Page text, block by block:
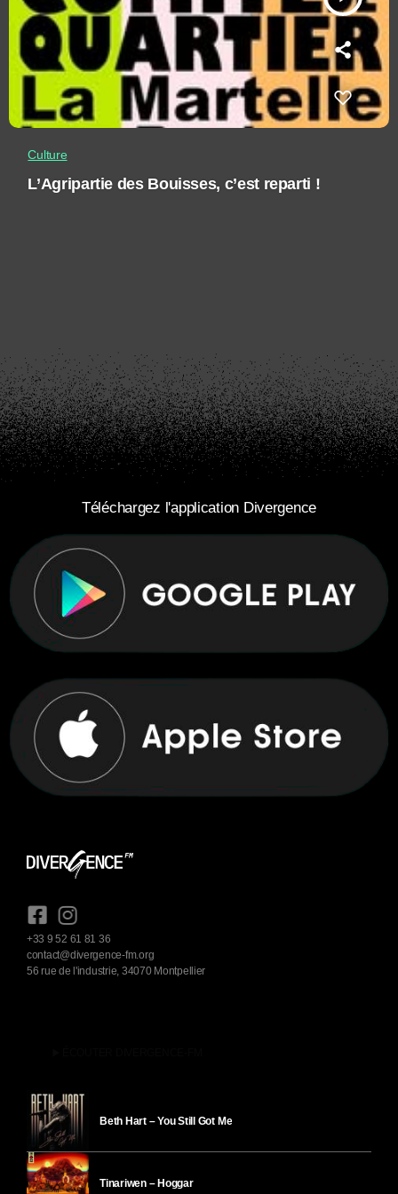
Culture
L’Agripartie des Bouisses, c’est reparti !
Téléchargez l'application Divergence
+33 9 52 61 81 36
contact@divergence-fm.org
56 rue de l'industrie, 34070 Montpellier
Beth Hart – You Still Got Me
Tinariwen – Hoggar